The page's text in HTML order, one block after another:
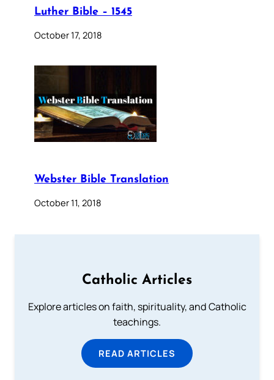
Luther Bible – 1545
October 17, 2018
Webster Bible Translation
October 11, 2018
Catholic Articles
Explore articles on faith, spirituality, and Catholic
teachings.
READ ARTICLES